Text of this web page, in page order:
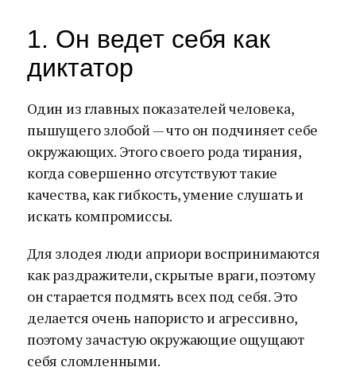
1. Он ведет себя как
диктатор
Один из главных показателей человека,
пышущего злобой — что он подчиняет себе
окружающих. Этого своего рода тирания,
когда совершенно отсутствуют такие
качества, как гибкость, умение слушать и
искать компромиссы.
Для злодея люди априори воспринимаются
как раздражители, скрытые враги, поэтому
он старается подмять всех под себя. Это
делается очень напористо и агрессивно,
поэтому зачастую окружающие ощущают
себя сломленными.